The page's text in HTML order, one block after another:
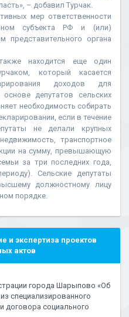
– добавил Турчак.
мер ответственности
субъекта РФ и (или)
органа
находится еще один
который касается
доходов для
депутатов сельских
необходимость собирать
если в течение
не делали крупных
транспортное
на сумму, превышающую
за три последних года,
Сельские депутаты
должностному лицу
порядке.
и экспертиза проектов
актов
города Шарыпово «Об
специализированного
договора социального